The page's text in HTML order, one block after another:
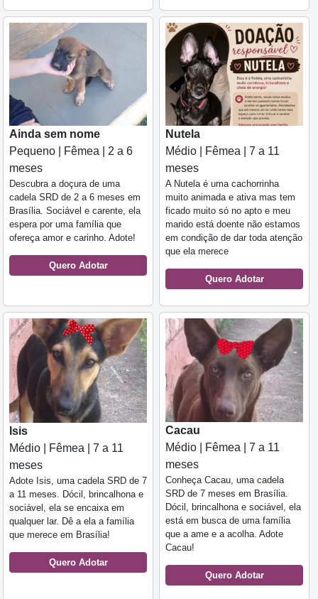
Ainda sem nome
Pequeno | Fêmea | 2 a 6
meses
Descubra a doçura de uma
cadela SRD de 2 a 6 meses em
Brasília. Sociável e carente, ela
espera por uma família que
ofereça amor e carinho. Adote!
Quero Adotar
Nutela
Médio | Fêmea | 7 a 11
meses
A Nutela é uma cachorrinha
muito animada e ativa mas tem
ficado muito só no apto e meu
marido está doente não estamos
em condição de dar toda atenção
que ela merece
Quero Adotar
Isis
Médio | Fêmea | 7 a 11
meses
Adote Isis, uma cadela SRD de 7
a 11 meses. Dócil, brincalhona e
sociável, ela se encaixa em
qualquer lar. Dê a ela a família
que merece em Brasília!
Quero Adotar
Cacau
Médio | Fêmea | 7 a 11
meses
Conheça Cacau, uma cadela
SRD de 7 meses em Brasília.
Dócil, brincalhona e sociável, ela
está em busca de uma família
que a ame e a acolha. Adote
Cacau!
Quero Adotar